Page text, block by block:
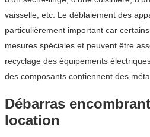
vaisselle, etc. Le déblaiement des
particulièrement important car
mesures spéciales et peuvent être
recyclage des équipements
des composants contiennent des
Débarras
location